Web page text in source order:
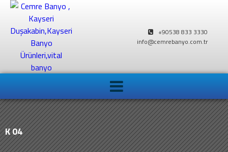
+90538 833 3330
info@cemrebanyo.com.tr
K 04